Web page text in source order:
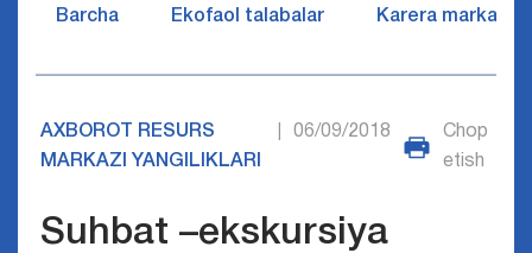
Barcha Ekofaol talabalar Karera markazi
AXBOROT RESURS
MARKAZI YANGILIKLARI
06/09/2018
Chop
etish
Suhbat –ekskursiya